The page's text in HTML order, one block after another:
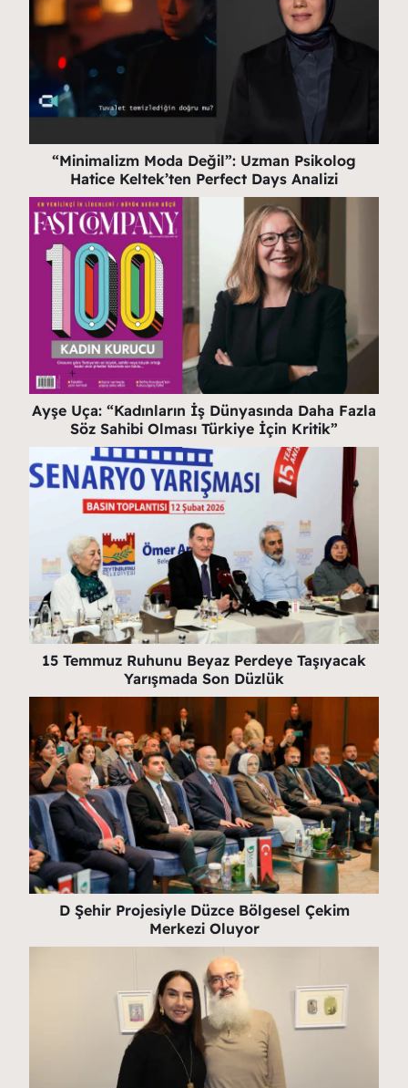
“Minimalizm Moda Değil”: Uzman Psikolog
Hatice Keltek’ten Perfect Days Analizi
Ayşe Uça: “Kadınların İş Dünyasında Daha Fazla
Söz Sahibi Olması Türkiye İçin Kritik”
15 Temmuz Ruhunu Beyaz Perdeye Taşıyacak
Yarışmada Son Düzlük
D Şehir Projesiyle Düzce Bölgesel Çekim
Merkezi Oluyor